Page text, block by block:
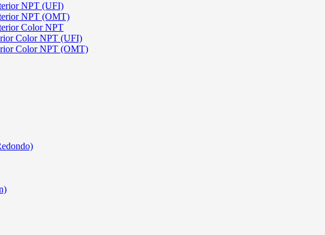
NPT (UFI)
NPT (OMT)
Color NPT
Color NPT (UFI)
Color NPT (OMT)